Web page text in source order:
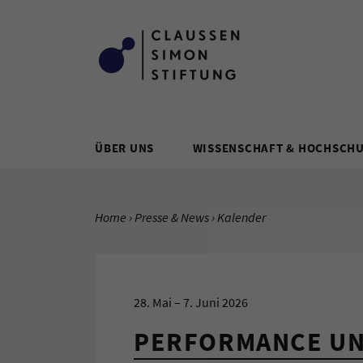
ÜBER UNS WISSENSCHAFT &
SIE BEFINDEN SICH HIER:
Home Presse & News Aktuelle Seite:
Kalender
28. Mai – 7. Juni 2026
PERFORMANCE